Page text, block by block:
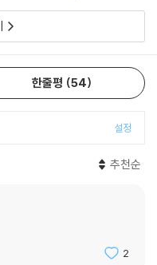
한줄평 54
설정
추천순
2